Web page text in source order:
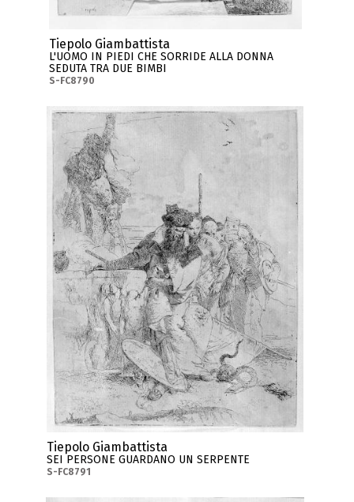
Tiepolo Giambattista
L'UOMO IN PIEDI CHE SORRIDE ALLA DONNA
SEDUTA TRA DUE BIMBI
S-FC8790
Tiepolo Giambattista
SEI PERSONE GUARDANO UN SERPENTE
S-FC8791